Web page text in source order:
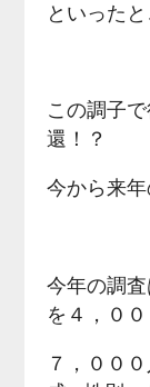
といった
この調子
還！？
今から来年
今年の調
を４，０
７，００